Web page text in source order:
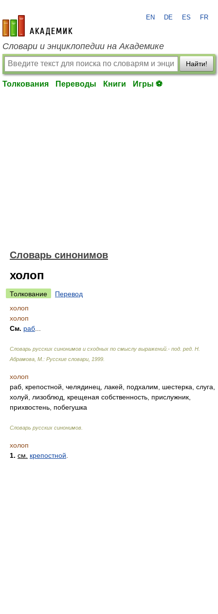
academic.ru
EN DE ES FR
Словари и энциклопедии на Академике
Найти!
Толкования Переводы Книги Игры ⚽
Словарь синонимов
холоп
Толкование
Перевод
холоп
холоп
См. раб
Словарь русских синонимов и сходных по смыслу выражений.- под. ред. Н.
Абрамова, М.: Русские словари 1999
холоп
раб, крепостной, челядинец, лакей, подхалим, шестерка, слуга,
холуй, лизоблюд, крещеная собственность, прислужник,
прихвостень, побегушка
Словарь русских синонимов
холоп
1. см. крепостной